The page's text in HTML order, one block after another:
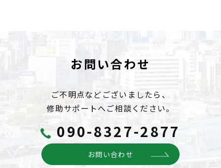
お問い合わせ
ご不明点などございましたら、
修助サポートへご相談ください。
090-8327-2877
お問い合わせ